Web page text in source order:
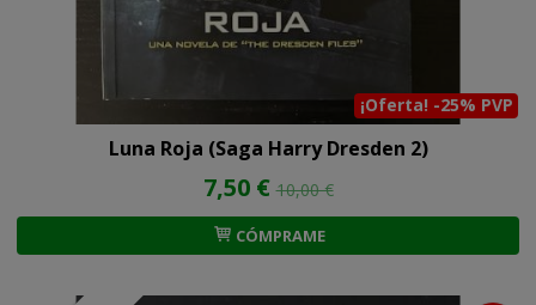
¡Oferta! -25% PVP
Luna Roja (Saga Harry Dresden 2)
7,50 €10,00 €
CÓMPRAME